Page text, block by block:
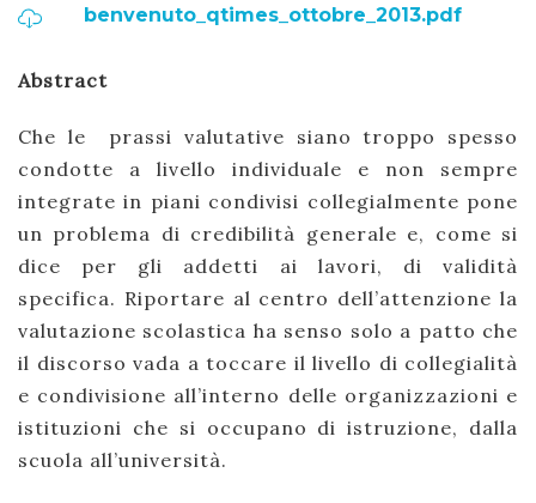
benvenuto_qtimes_ottobre_2013.pdf
Abstract
Che le prassi valutative siano troppo spesso
condotte a livello individuale e non sempre
integrate in piani condivisi collegialmente pone
un problema di credibilità generale e, come si
dice per gli addetti ai lavori, di validità
specifica. Riportare al centro dell’attenzione la
valutazione scolastica ha senso solo a patto che
il discorso vada a toccare il livello di collegialità
e condivisione all’interno delle organizzazioni e
istituzioni che si occupano di istruzione, dalla
scuola all’università.